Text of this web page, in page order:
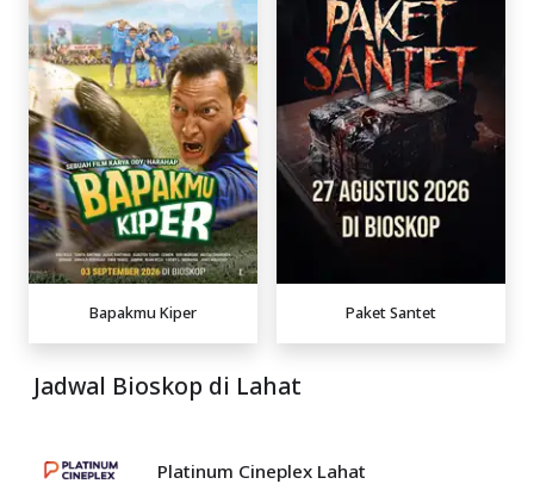
Bapakmu Kiper Paket Santet
Jadwal Bioskop di Lahat
Platinum Cineplex Lahat